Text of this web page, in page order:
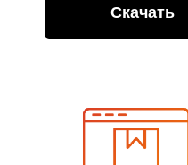
Скачать